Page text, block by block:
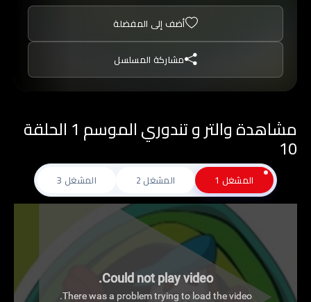
أضف إلى المفضلة
مشاركة المسلسل
مشاهدة والتر و تندوري الموسم 1 الحلقة
10
المشغل 1 المشغل 2 المشغل 3
Could not play video.
There was a problem trying to load the video.